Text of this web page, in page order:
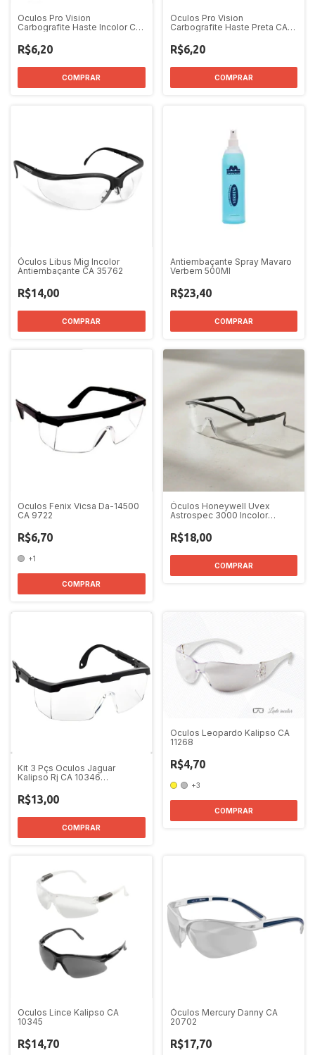
Oculos Pro Vision
Carbografite Haste Incolor CA
R$6,20
COMPRAR
Oculos Pro Vision
Carbografite Haste Preta CA
R$6,20
COMPRAR
Óculos Libus Mig Incolor
Antiembaçante CA 35762
R$14,00
Antiembaçante Spray Mavaro
Verbem 500Ml
R$23,40
Oculos Fenix Vicsa Da-14500
CA 9722
R$6,70
+1
COMPRAR
Óculos Honeywell Uvex
Astrospec 3000 Incolor
18828
R$18,00
Kit 3 Pçs Oculos Jaguar
Kalipso Rj CA 10346
R$13,00
Oculos Leopardo Kalipso CA
11268
R$4,70
+3
COMPRAR
Oculos Lince Kalipso CA
10345
R$14,70
Óculos Mercury Danny CA
20702
R$17,70